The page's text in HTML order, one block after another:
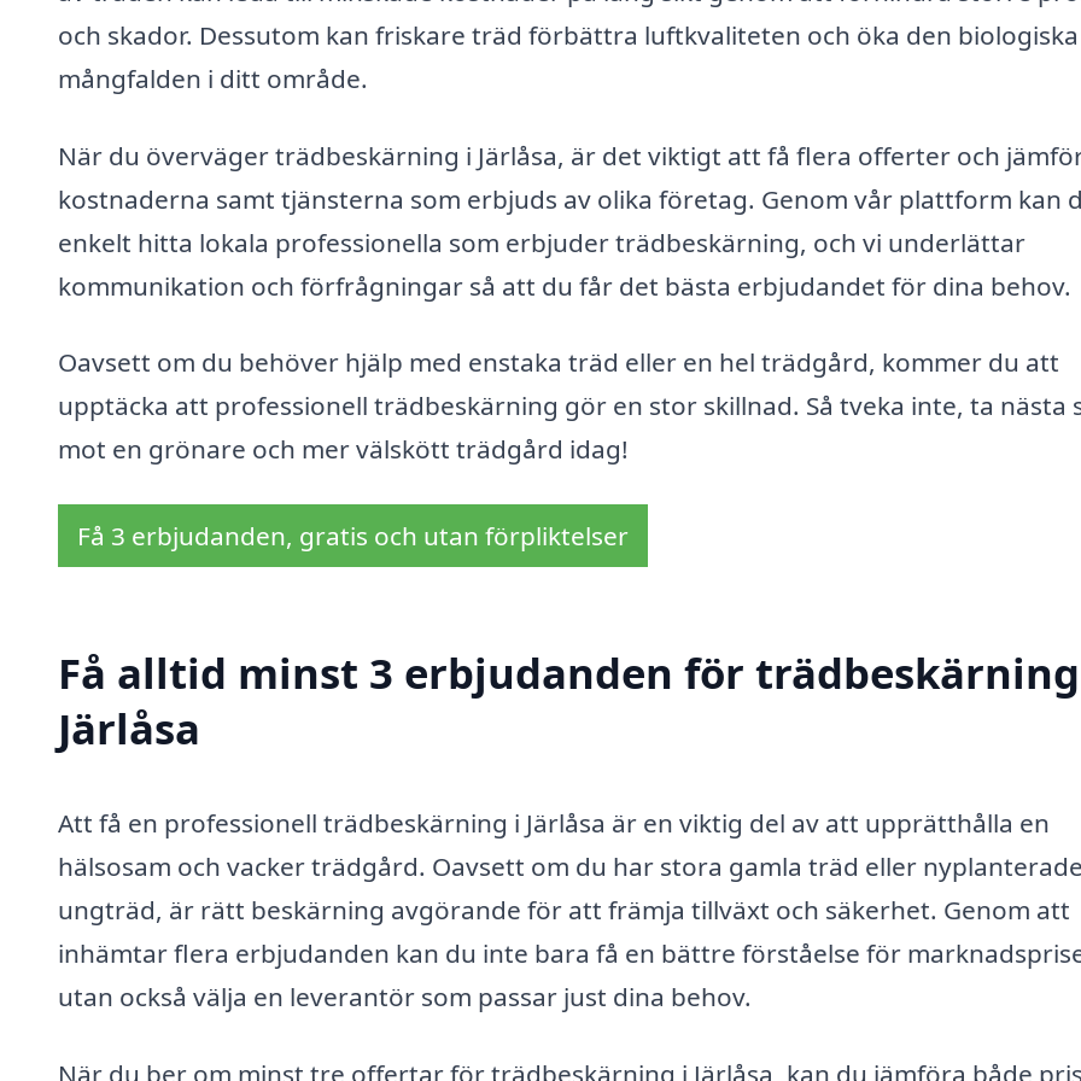
och skador. Dessutom kan friskare träd förbättra luftkvaliteten och öka den biologiska
mångfalden i ditt område.
När du överväger trädbeskärning i Järlåsa, är det viktigt att få flera offerter och
kostnaderna samt tjänsterna som erbjuds av olika företag. Genom vår plattform kan
enkelt hitta lokala professionella som erbjuder trädbeskärning, och vi underlättar
kommunikation och förfrågningar så att du får det bästa erbjudandet för dina behov.
Oavsett om du behöver hjälp med enstaka träd eller en hel trädgård, kommer du att
upptäcka att professionell trädbeskärning gör en stor skillnad. Så tveka inte, ta nästa
mot en grönare och mer välskött trädgård idag!
Få 3 erbjudanden, gratis och utan förpliktelser
Få alltid minst 3 erbjudanden för
Järlåsa
Att få en professionell trädbeskärning i Järlåsa är en viktig del av att upprätthålla en
hälsosam och vacker trädgård. Oavsett om du har stora gamla träd eller nyplanterade
ungträd, är rätt beskärning avgörande för att främja tillväxt och säkerhet. Genom att
inhämtar flera erbjudanden kan du inte bara få en bättre förståelse för
utan också välja en leverantör som passar just dina behov.
När du ber om minst tre offertar för trädbeskärning i Järlåsa, kan du jämföra både